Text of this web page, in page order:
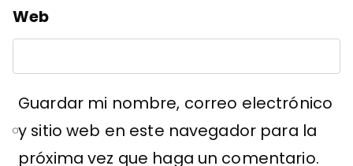
Web
Guardar mi nombre, correo electrónico
y sitio web en este navegador para la
próxima vez que haga un comentario.